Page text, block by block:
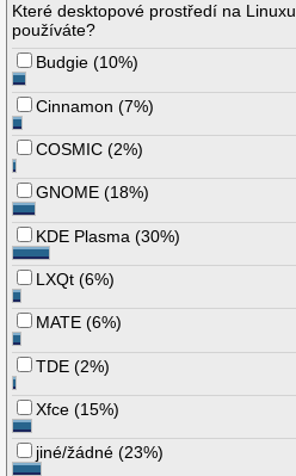
Které desktopové prostředí na Linuxu
používáte?
Budgie (10%)
Cinnamon (7%)
COSMIC (2%)
GNOME (18%)
KDE Plasma (30%)
LXQt (6%)
MATE (6%)
TDE (2%)
Xfce (15%)
jiné/žádné (23%)